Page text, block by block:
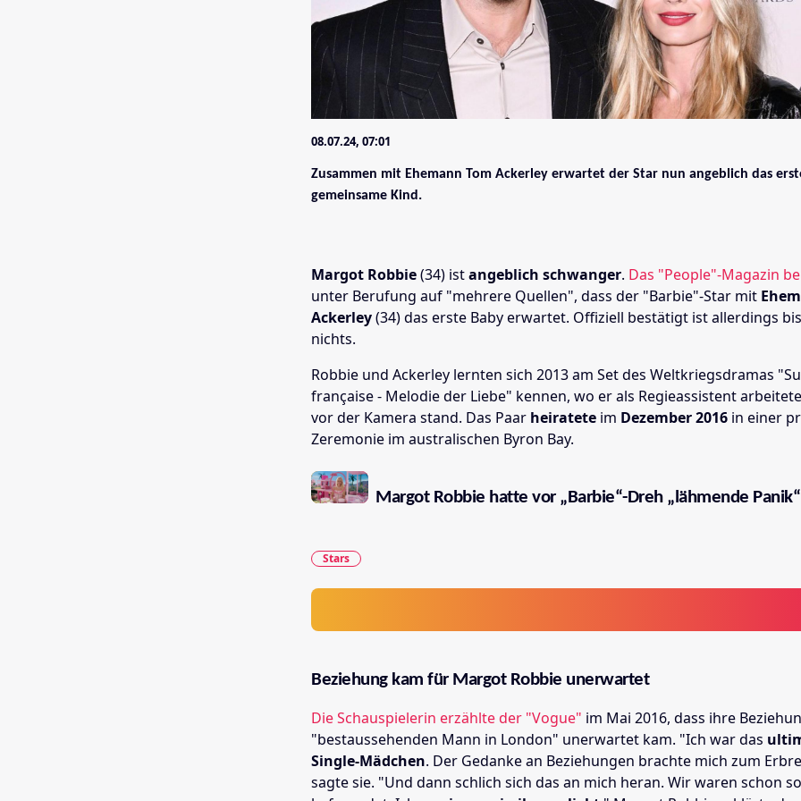
08.07.24, 07:01
Zusammen mit Ehemann Tom Ackerley erwartet der Star nun angeblich das
gemeinsame Kind.
Margot Robbie(34) istangeblich schwanger. Das "People"-Magazin
unter Berufung auf "mehrere Quellen", dass der "Barbie"-Star mit
Ackerley(34) das erste Baby erwartet. Offiziell bestätigt ist allerdings
nichts.
Robbie und Ackerley lernten sich 2013 am Set des Weltkriegsdramas
française - Melodie der Liebe" kennen, wo er als Regieassistent
vor der Kamera stand. Das Paar heiratete im Dezember 2016 in einer
Zeremonie im australischen Byron Bay.
Margot Robbie hatte vor „Barbie“-Dreh „lähmende Panik“
Stars
Beziehung kam für Margot Robbie unerwartet
Die Schauspielerin erzählte der "Vogue" im Mai 2016, dass ihre
"bestaussehenden Mann in London" unerwartet kam. "Ich war das
Single-Mädchen. Der Gedanke an Beziehungen brachte mich zum
sagte sie. "Und dann schlich sich das an mich heran. Wir waren schon